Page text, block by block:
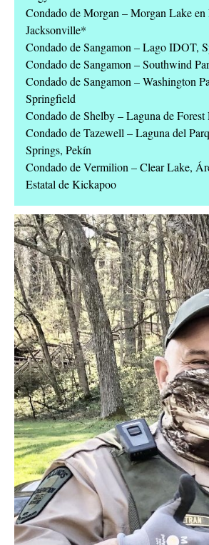
Condado de Morgan – Morgan Lake
Jacksonville*
Condado de Sangamon – Lago IDOT,
Condado de Sangamon – Southwind
Condado de Sangamon – Washington
Springfield
Condado de Shelby – Laguna de
Condado de Tazewell – Laguna del
Springs, Pekín
Condado de Vermilion – Clear Lake,
Estatal de Kickapoo